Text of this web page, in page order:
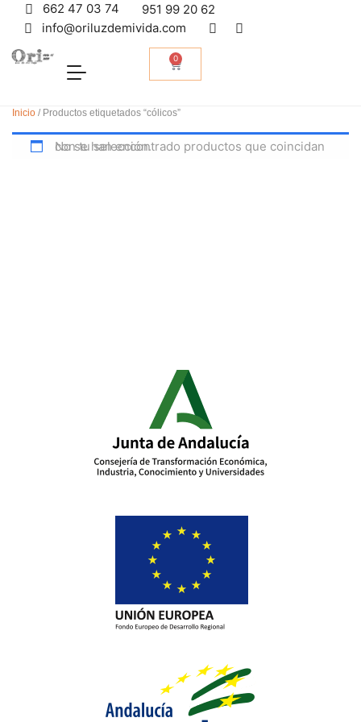
662 47 03 74
951 99 20 62
info@oriluzdemivida.com
0
Inicio / Productos etiquetados “cólicos”
No se han encontrado productos que coincidan con tu selección.